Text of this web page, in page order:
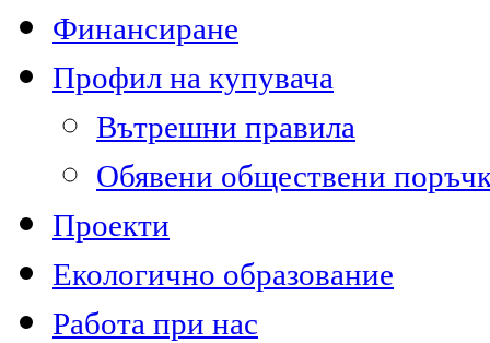
Финансиране
Профил на купувача
Вътрешни правила
Обявени обществени
Проекти
Екологично образование
Работа при нас